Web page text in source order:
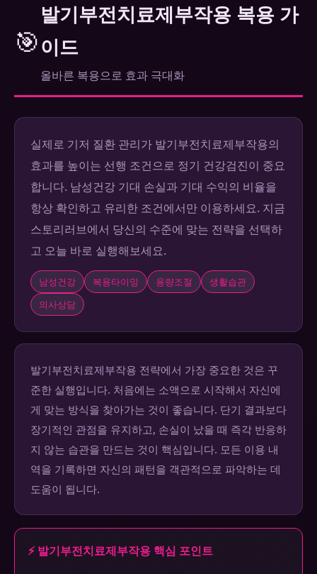
🎯
발기부전치료제부작용 복용 가
이드
올바른 복용으로 효과 극대화
실제로 기저 질환 관리가 발기부전치료제부작용의
효과를 높이는 선행 조건으로 정기 건강검진이 중요
합니다. 남성건강 기대 손실과 기대 수익의 비율을
항상 확인하고 유리한 조건에서만 이용하세요. 지금
스토리러브에서 당신의 수준에 맞는 전략을 선택하
고 오늘 바로 실행해보세요.
남성건강 복용타이밍 용량조절
생활습관
의사상담
발기부전치료제부작용 전략에서 가장 중요한 것은 꾸
준한 실행입니다. 처음에는 소액으로 시작해서 자신에
게 맞는 방식을 찾아가는 것이 좋습니다. 단기 결과보다
장기적인 관점을 유지하고, 손실이 났을 때 즉각 반응하
지 않는 습관을 만드는 것이 핵심입니다. 모든 이용 내
역을 기록하면 자신의 패턴을 객관적으로 파악하는 데
도움이 됩니다.
⚡ 발기부전치료제부작용 핵심 포인트